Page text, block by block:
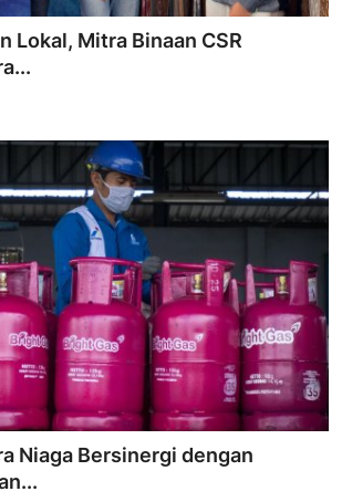
Lokal, Mitra Binaan CSR
Niaga Bersinergi dengan